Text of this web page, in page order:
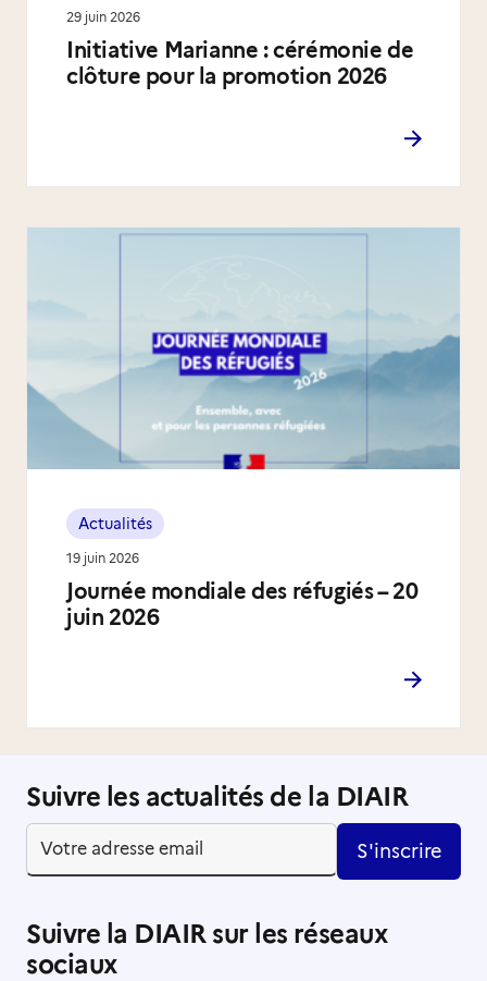
Initiative Marianne : cérémonie de
clôture pour la promotion 2026
29 juin 2026
Journée mondiale des réfugiés – 20
juin 2026
Actualités
19 juin 2026
Suivre les actualités de la DIAIR
S'inscrire
Suivre la DIAIR sur les réseaux
sociaux